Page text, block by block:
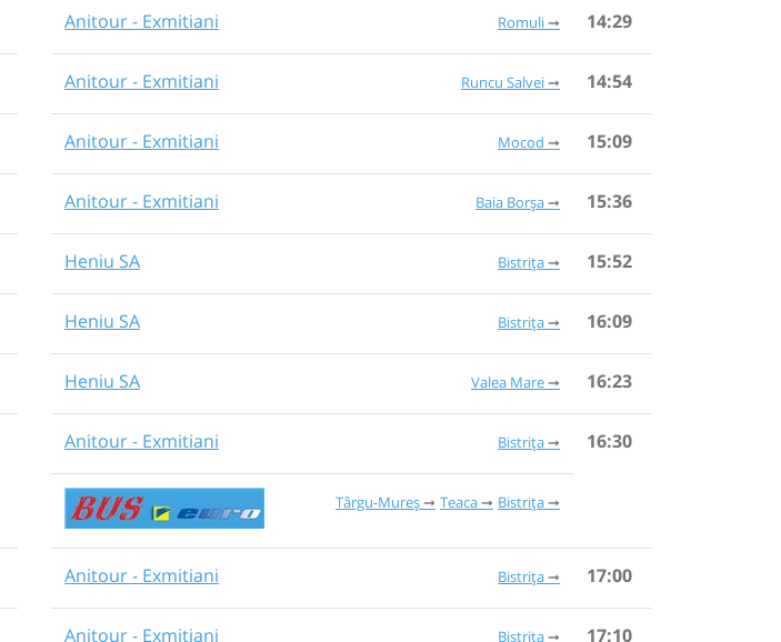
Anitour - Exmitiani Romuli 14:29
Anitour - Exmitiani Runcu Salvei 14:54
Anitour - Exmitiani Mocod 15:09
Anitour - Exmitiani Baia Borşa 15:36
Heniu SA Bistrița 15:52
Heniu SA Bistrița 16:09
Heniu SA Valea Mare 16:23
Anitour - Exmitiani Bistrița 16:30
Târgu-Mureș Teaca Bistrița
Anitour - Exmitiani Bistrița 17:00
Anitour - Exmitiani Bistrița 17:10